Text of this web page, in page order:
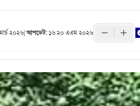
২০২৬|আপডেট: ১৬:২০ এএম ২০২৬